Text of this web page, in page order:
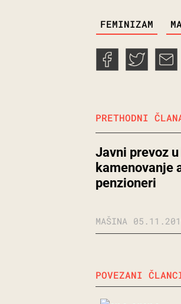
FEMINIZAM
PRETHODNI
Javni prevoz
kamenovanje
penzioneri
MAŠINA
POVEZANI